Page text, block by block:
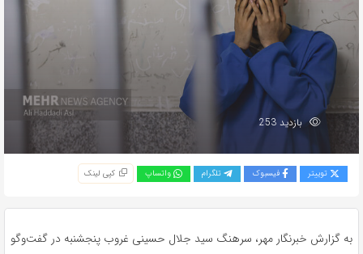
بازدید 253
توییتر فیسبوک تلگرام واتساپ کپی لینک
به گزارش خبرنگار مهر، سرهنگ سید جلال حسینی غروب پنجشنبه در گفت‌وگو